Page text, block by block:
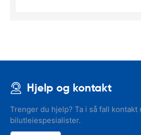
Hjelp og kontakt
Trenger du hjelp? Ta i så fall kontakt
bilutleiespesialister.